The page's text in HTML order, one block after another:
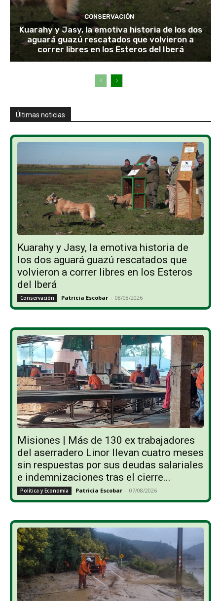
CONSERVACIÓN
Kuarahy y Jasy, la emotiva historia de los dos
aguará guazú rescatados que volvieron a
correr libres en los Esteros del Iberá
Últimas noticias
Kuarahy y Jasy, la emotiva historia de
los dos aguará guazú rescatados que
volvieron a correr libres en los Esteros
del Iberá
Conservación Patricia Escobar - 08/08/2026
Misiones | Más de 130 ex trabajadores
del aserradero Linor llevan cuatro meses
sin respuestas por sus deudas salariales
e indemnizaciones tras el cierre...
Política y Economía Patricia Escobar - 07/08/2026